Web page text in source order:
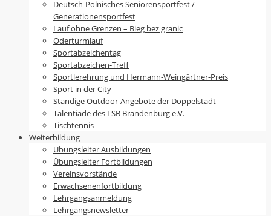
Deutsch-Polnisches Seniorensportfest /
Generationensportfest
Lauf ohne Grenzen – Bieg bez granic
Oderturmlauf
Sportabzeichentag
Sportabzeichen-Treff
Sportlerehrung und Hermann-Weingärtner-Preis
Sport in der City
Ständige Outdoor-Angebote der Doppelstadt
Talentiade des LSB Brandenburg e.V.
Tischtennis
Weiterbildung
Übungsleiter Ausbildungen
Übungsleiter Fortbildungen
Vereinsvorstände
Erwachsenenfortbildung
Lehrgangsanmeldung
Lehrgangsnewsletter